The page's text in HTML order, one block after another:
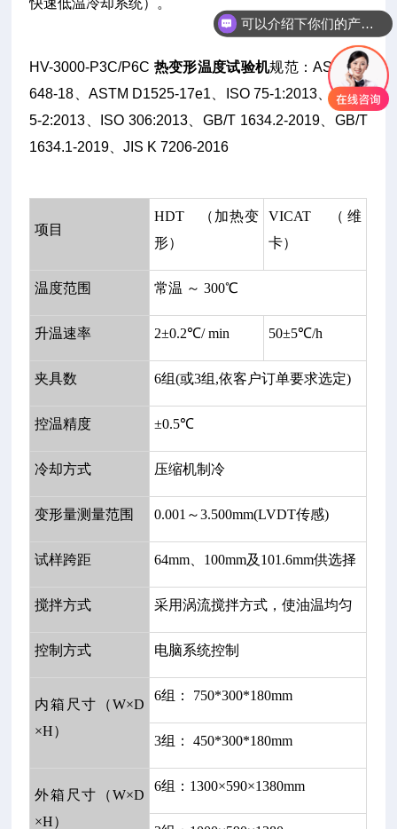
快速低温冷却系统）。
HV-3000-P3C/P6C 热变形温度试验机规范：ASTM D
648-18、ASTM D1525-17e1、ISO 75-1:2013、ISO 7
5-2:2013、ISO 306:2013、GB/T 1634.2-2019、GB/T
1634.1-2019、JIS K 7206-2016
项目
HDT （加热变
形）
VICAT （维
卡）
温度范围 常温 ～ 300℃
升温速率 2±0.2℃/ min 50±5℃/h
夹具数 6组(或3组,依客户订单要求选定)
控温精度 ±0.5℃
冷却方式 压缩机制冷
变形量测量范围 0.001～3.500mm(LVDT传感)
试样跨距 64mm、100mm及101.6mm供选择
搅拌方式 采用涡流搅拌方式，使油温均匀
控制方式 电脑系统控制
内箱尺寸（W×D
×H）
6组： 750*300*180mm
3组： 450*300*180mm
外箱尺寸（W×D
×H）
6组：1300×590×1380mm
可以介绍下你们的产品么